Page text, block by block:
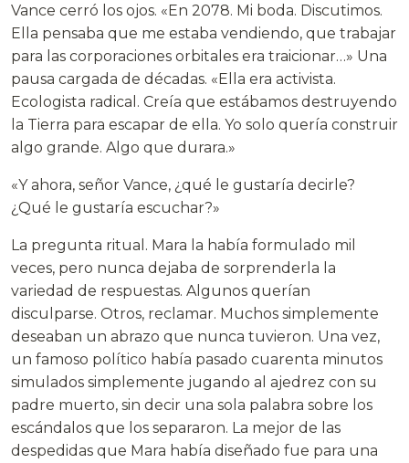
Vance cerró los ojos. «En 2078. Mi boda. Discutimos.
Ella pensaba que me estaba vendiendo, que trabajar
para las corporaciones orbitales era traicionar…» Una
pausa cargada de décadas. «Ella era activista.
Ecologista radical. Creía que estábamos destruyendo
la Tierra para escapar de ella. Yo solo quería construir
algo grande. Algo que durara.»
«Y ahora, señor Vance, ¿qué le gustaría decirle?
¿Qué le gustaría escuchar?»
La pregunta ritual. Mara la había formulado mil
veces, pero nunca dejaba de sorprenderla la
variedad de respuestas. Algunos querían
disculparse. Otros, reclamar. Muchos simplemente
deseaban un abrazo que nunca tuvieron. Una vez,
un famoso político había pasado cuarenta minutos
simulados simplemente jugando al ajedrez con su
padre muerto, sin decir una sola palabra sobre los
escándalos que los separaron. La mejor de las
despedidas que Mara había diseñado fue para una